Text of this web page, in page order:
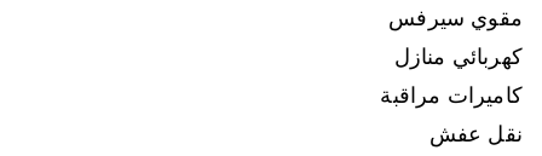
مقوي سيرفس
كهربائي منازل
كاميرات مراقبة
نقل عفش